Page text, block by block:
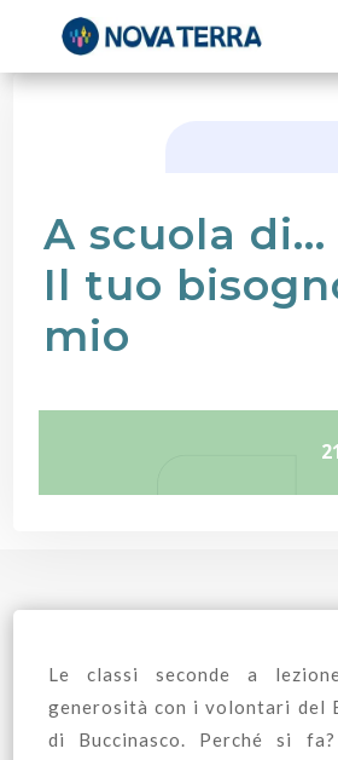
A scuola di…
Il tuo
mio
Le classi seconde a
generosità con i volontari del
di Buccinasco. Perché si